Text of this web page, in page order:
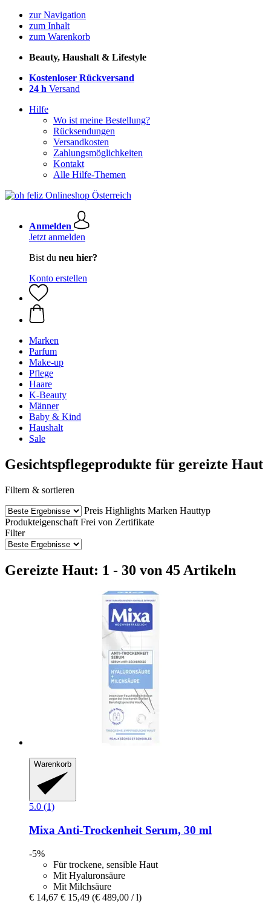
zur Navigation
zum Inhalt
zum Warenkorb
Beauty, Haushalt & Lifestyle
Kostenloser Rückversand
24 h Versand
Hilfe
Wo ist meine Bestellung?
Rücksendungen
Versandkosten
Zahlungsmöglichkeiten
Kontakt
Alle Hilfe-Themen
Anmelden
Jetzt anmelden
Bist du neu hier?
Konto erstellen
Marken
Parfum
Make-up
Pflege
Haare
K-Beauty
Männer
Baby & Kind
Haushalt
Sale
Gesichtspflegeprodukte für gereizte Haut
Filtern & sortieren
Preis Highlights Marken Hauttyp
Produkteigenschaft Frei von Zertifikate
Filter
Gereizte Haut: 1 - 30 von 45 Artikeln
Warenkorb
5.0 (1)
Mixa Anti-​Trockenheit Serum, 30 ml
-5%
Für trockene, sensible Haut
Mit Hyaluronsäure
Mit Milchsäure
€ 14,67 € 15,49 (€ 489,00 / l)